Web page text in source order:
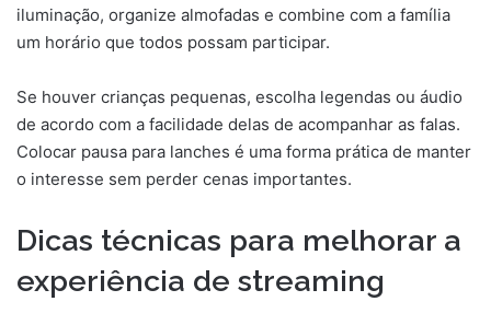
iluminação, organize almofadas e combine com a família
um horário que todos possam participar.
Se houver crianças pequenas, escolha legendas ou áudio
de acordo com a facilidade delas de acompanhar as falas.
Colocar pausa para lanches é uma forma prática de manter
o interesse sem perder cenas importantes.
Dicas técnicas para melhorar a
experiência de streaming